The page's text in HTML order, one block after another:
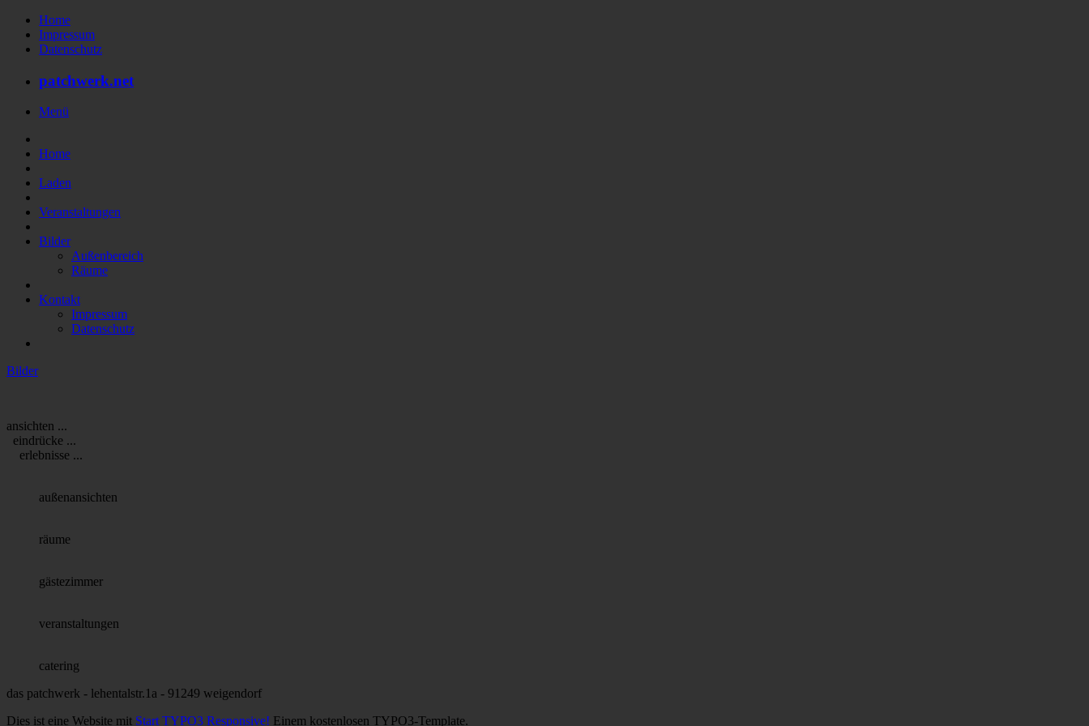
Home
Impressum
Datenschutz
patchwerk.net
Menü
Home
Laden
Veranstaltungen
Bilder
Außenbereich
Räume
Kontakt
Impressum
Datenschutz
Bilder
ansichten ...
eindrücke ...
erlebnisse ...
außenansichten
räume
gästezimmer
veranstaltungen
catering
das patchwerk - lehentalstr.1a - 91249 weigendorf
Dies ist eine Website mit Start TYPO3 Responsive! Einem kostenlosen TYPO3-Template.